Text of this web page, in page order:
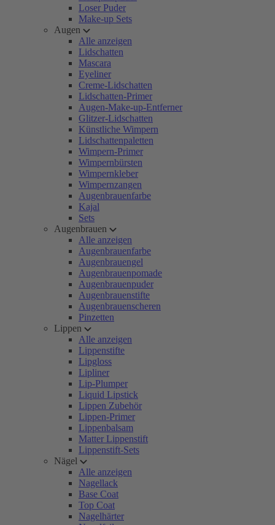
Loser Puder
Make-up Sets
Augen
Alle anzeigen
Lidschatten
Mascara
Eyeliner
Creme-Lidschatten
Lidschatten-Primer
Augen-Make-up-Entferner
Glitzer-Lidschatten
Künstliche Wimpern
Lidschattenpaletten
Wimpern-Primer
Wimpernbürsten
Wimpernkleber
Wimpernzangen
Augenbrauenfarbe
Kajal
Sets
Augenbrauen
Alle anzeigen
Augenbrauenfarbe
Augenbrauengel
Augenbrauenpomade
Augenbrauenpuder
Augenbrauenstifte
Augenbrauenscheren
Pinzetten
Lippen
Alle anzeigen
Lippenstifte
Lipgloss
Lipliner
Lip-Plumper
Liquid Lipstick
Lippen Zubehör
Lippen-Primer
Lippenbalsam
Matter Lippenstift
Lippenstift-Sets
Nägel
Alle anzeigen
Nagellack
Base Coat
Top Coat
Nagelhärter